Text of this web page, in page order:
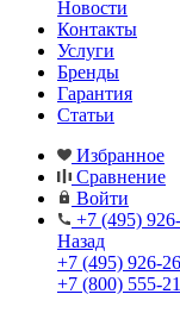
Новости
Контакты
Услуги
Бренды
Гарантия
Статьи
Избранное
Сравнение
Войти
+7 (495)
Назад
+7 (495) 926-
+7 (800) 555-